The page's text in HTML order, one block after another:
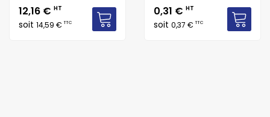
Prix
12,16 € HT
soit 14,59 €TTC
Prix
0,31 € HT
soit 0,37 €TTC